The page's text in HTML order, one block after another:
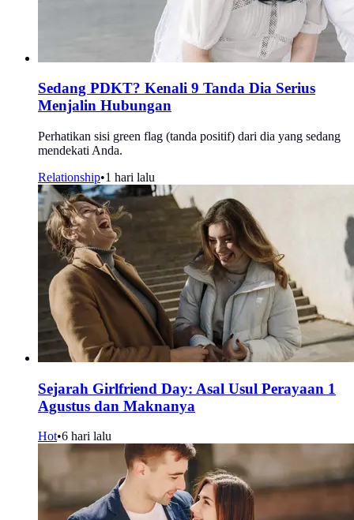
Sedang PDKT? Kenali 9 Tanda Dia Serius
Menjalin Hubungan
Perhatikan sisi green flag (tanda positif) dari dia yang sedang
mendekati Anda.
Relationship•1 hari lalu
Sejarah Girlfriend Day: Asal Usul Perayaan 1
Agustus dan Maknanya
Hot•6 hari lalu